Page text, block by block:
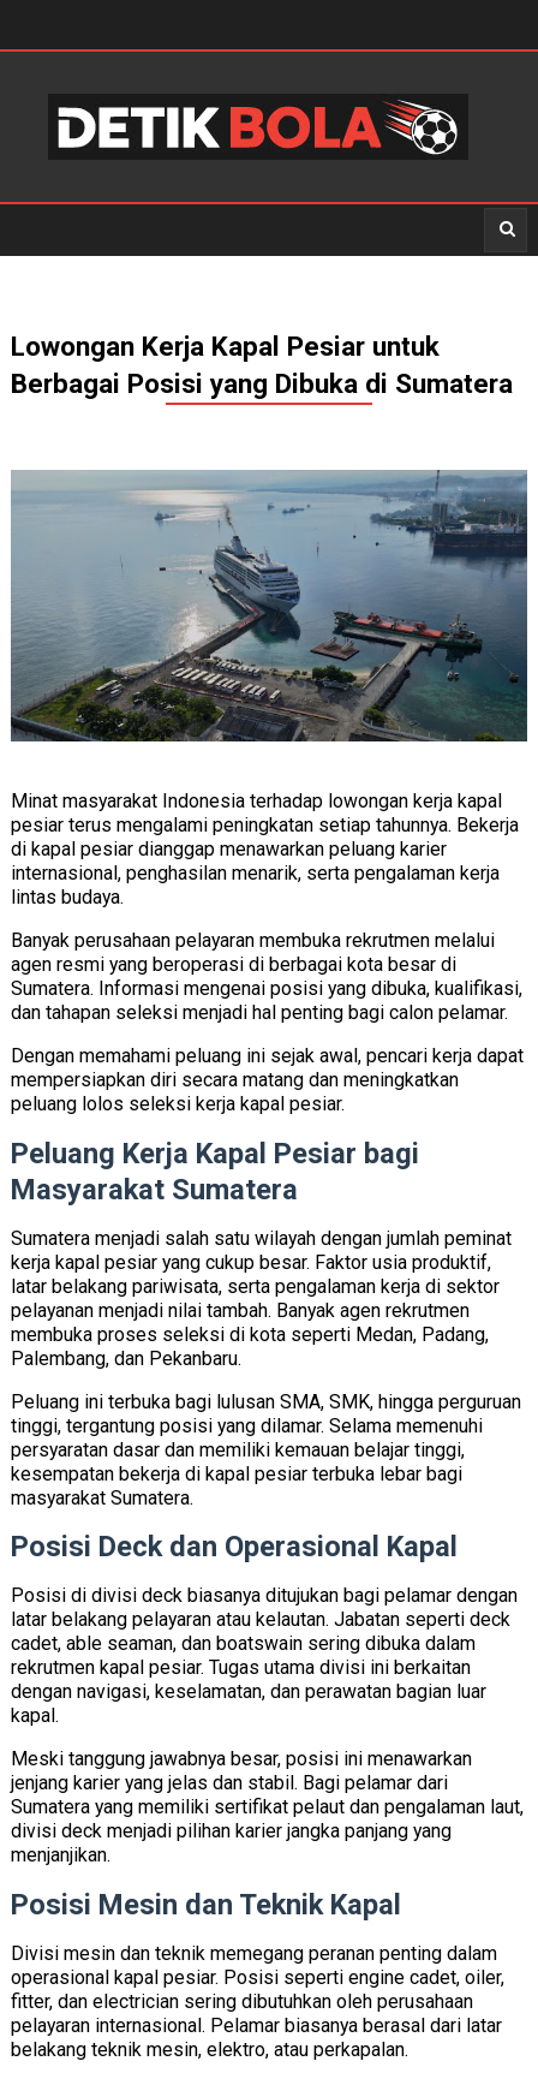
Lowongan Kerja Kapal Pesiar untuk
Berbagai Posisi yang Dibuka di Sumatera
Minat masyarakat Indonesia terhadap lowongan kerja kapal
pesiarterus mengalami peningkatan setiap tahunnya. Bekerja
di kapal pesiar dianggap menawarkan peluang karier
internasional, penghasilan menarik, serta pengalaman kerja
lintas budaya.
Banyak perusahaan pelayaran membuka rekrutmen melalui
agen resmi yang beroperasi di berbagai kota besar di
Sumatera. Informasi mengenai posisi yang dibuka, kualifikasi,
dan tahapan seleksi menjadi hal penting bagi calon pelamar.
Dengan memahami peluang ini sejak awal, pencari kerja dapat
mempersiapkan diri secara matang dan meningkatkan
peluang lolos seleksi kerja kapal pesiar.
Peluang Kerja Kapal Pesiar bagi
Masyarakat Sumatera
Sumatera menjadi salah satu wilayah dengan jumlah peminat
kerja kapal pesiar yang cukup besar. Faktor usia produktif,
latar belakang pariwisata, serta pengalaman kerja di sektor
pelayanan menjadi nilai tambah. Banyak agen rekrutmen
membuka proses seleksi di kota seperti Medan, Padang,
Palembang, dan Pekanbaru.
Peluang ini terbuka bagi lulusan SMA, SMK, hingga perguruan
tinggi, tergantung posisi yang dilamar. Selama memenuhi
persyaratan dasar dan memiliki kemauan belajar tinggi,
kesempatan bekerja di kapal pesiar terbuka lebar bagi
masyarakat Sumatera.
Posisi Deck dan Operasional Kapal
Posisi di divisi deck biasanya ditujukan bagi pelamar dengan
latar belakang pelayaran atau kelautan. Jabatan seperti deck
cadet, able seaman, dan boatswain sering dibuka dalam
rekrutmen kapal pesiar. Tugas utama divisi ini berkaitan
dengan navigasi, keselamatan, dan perawatan bagian luar
kapal.
Meski tanggung jawabnya besar, posisi ini menawarkan
jenjang karier yang jelas dan stabil. Bagi pelamar dari
Sumatera yang memiliki sertifikat pelaut dan pengalaman laut,
divisi deck menjadi pilihan karier jangka panjang yang
menjanjikan.
Posisi Mesin dan Teknik Kapal
Divisi mesin dan teknik memegang peranan penting dalam
operasional kapal pesiar. Posisi seperti engine cadet, oiler,
fitter, dan electrician sering dibutuhkan oleh perusahaan
pelayaran internasional. Pelamar biasanya berasal dari latar
belakang teknik mesin, elektro, atau perkapalan.